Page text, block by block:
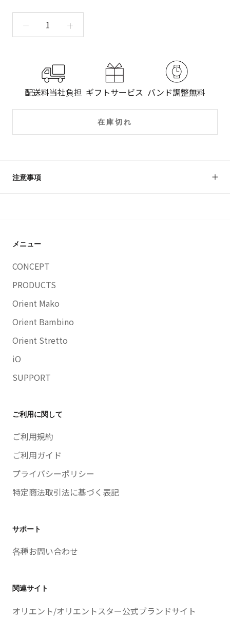
配送料当社負担 ギフトサービス バンド調整無料
在庫切れ
注意事項
メニュー
CONCEPT
PRODUCTS
Orient Mako
Orient Bambino
Orient Stretto
iO
SUPPORT
ご利用に関して
ご利用規約
ご利用ガイド
プライバシーポリシー
特定商法取引法に基づく表記
サポート
各種お問い合わせ
関連サイト
オリエント/オリエントスター公式ブランドサイト